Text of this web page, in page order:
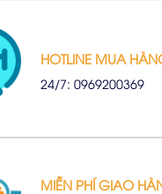
HOTLINE MUA
24/7: 0969200369
MIỄN PHÍ GIAO